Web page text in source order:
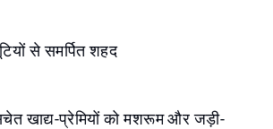
से समर्पित शहद
खाद्य-प्रेमियों को मशरूम और जड़ी-